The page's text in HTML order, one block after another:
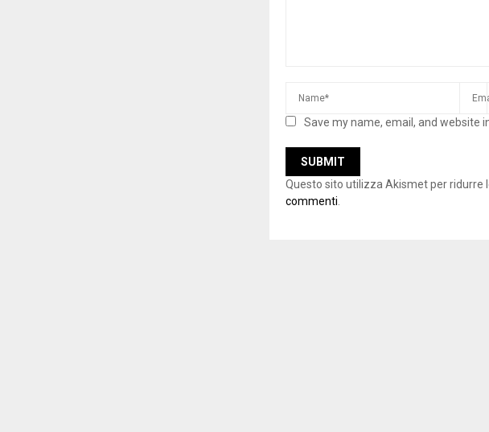
Save my name, email, and website
Questo sito utilizza Akismet per ridurre
commenti.